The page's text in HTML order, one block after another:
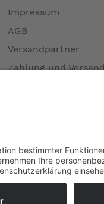
Impressum
AGB
Versandpartner
Zahlung und Versand
Fernabsatz
Rücknahme (Zelte)